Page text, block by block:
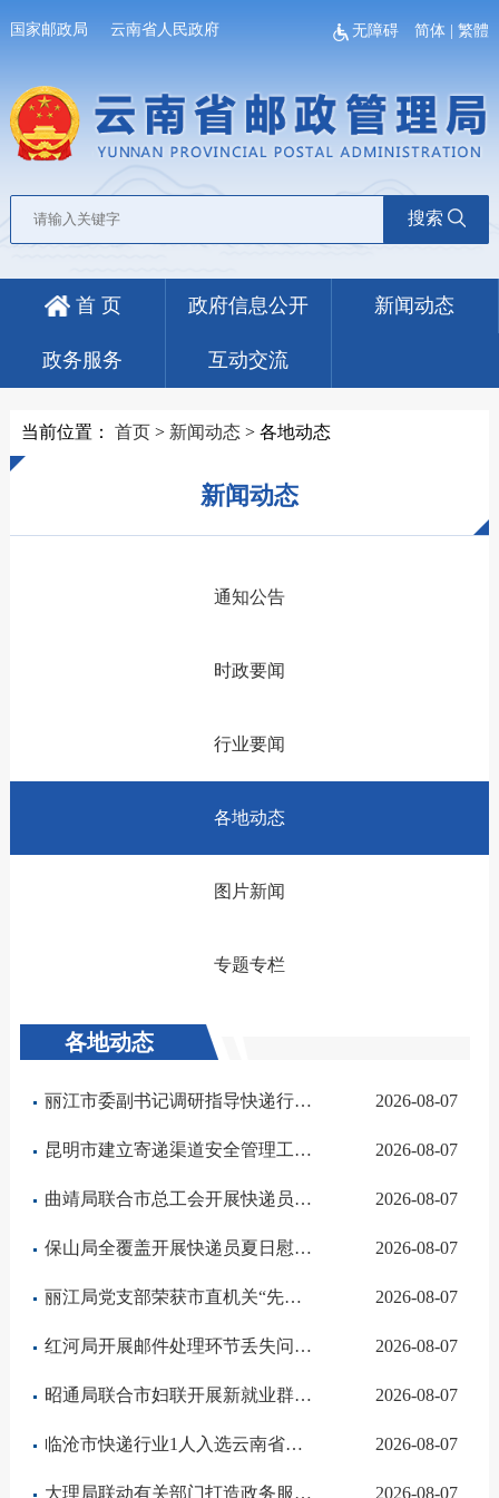
国家邮政局 云南省人民政府 无障碍 简体 |繁體
搜索
首 页 政府信息公开 新闻动态
政务服务 互动交流
当前位置： 首页> 新闻动态> 各地动态
新闻动态
通知公告
时政要闻
行业要闻
各地动态
图片新闻
专题专栏
各地动态
丽江市委副书记调研指导快递行业党建工作 2026-08-07
昆明市建立寄递渠道安全管理工作联席会议制度 2026-08-07
曲靖局联合市总工会开展快递员“体检送上门”活动 2026-08-07
保山局全覆盖开展快递员夏日慰问活动 2026-08-07
丽江局党支部荣获市直机关“先进基层党组织”荣誉称号 2026-08-07
红河局开展邮件处理环节丢失问题集中整治 2026-08-07
昭通局联合市妇联开展新就业群体女性关爱活动 2026-08-07
临沧市快递行业1人入选云南省新就业群体“百佳典型”培育对象 2026-08-07
大理局联动有关部门打造政务服务“15分钟便民服务圈” 2026-08-07